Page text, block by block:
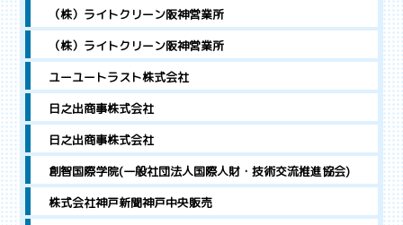
（株）ライトクリーン阪神営業所
（株）ライトクリーン阪神営業所
ユーユートラスト株式会社
日之出商事株式会社
日之出商事株式会社
創智国際学院(一般社団法人国際人財・技術交流推進協会)
株式会社神戸新聞神戸中央販売